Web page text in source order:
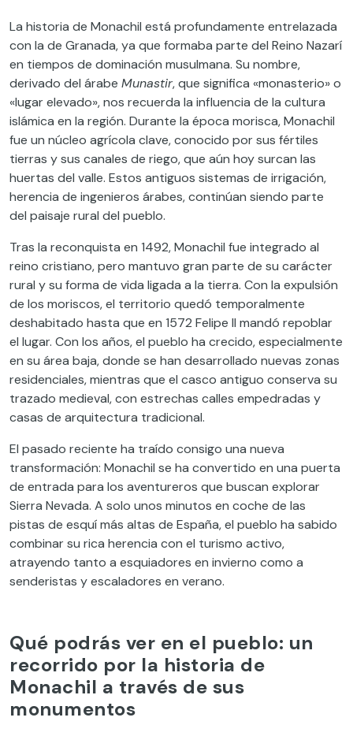
La historia de Monachil está profundamente entrelazada
con la de Granada, ya que formaba parte del Reino Nazarí
en tiempos de dominación musulmana. Su nombre,
derivado del árabe Munastir, que significa «monasterio» o
«lugar elevado», nos recuerda la influencia de la cultura
islámica en la región. Durante la época morisca, Monachil
fue un núcleo agrícola clave, conocido por sus fértiles
tierras y sus canales de riego, que aún hoy surcan las
huertas del valle. Estos antiguos sistemas de irrigación,
herencia de ingenieros árabes, continúan siendo parte
del paisaje rural del pueblo.
Tras la reconquista en 1492, Monachil fue integrado al
reino cristiano, pero mantuvo gran parte de su carácter
rural y su forma de vida ligada a la tierra. Con la expulsión
de los moriscos, el territorio quedó temporalmente
deshabitado hasta que en 1572 Felipe II mandó repoblar
el lugar. Con los años, el pueblo ha crecido, especialmente
en su área baja, donde se han desarrollado nuevas zonas
residenciales, mientras que el casco antiguo conserva su
trazado medieval, con estrechas calles empedradas y
casas de arquitectura tradicional.
El pasado reciente ha traído consigo una nueva
transformación: Monachil se ha convertido en una puerta
de entrada para los aventureros que buscan explorar
Sierra Nevada. A solo unos minutos en coche de las
pistas de esquí más altas de España, el pueblo ha sabido
combinar su rica herencia con el turismo activo,
atrayendo tanto a esquiadores en invierno como a
senderistas y escaladores en verano.
Qué podrás ver en el pueblo: un
recorrido por la historia de
Monachil a través de sus
monumentos